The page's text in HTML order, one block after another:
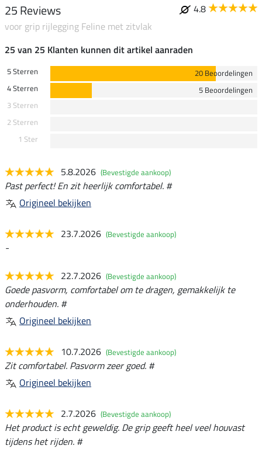
25 Reviews
4.8
voor grip rijlegging Feline met zitvlak
25 van 25 Klanten kunnen dit artikel aanraden
5 Sterren
20 Beoordelingen
4 Sterren
5 Beoordelingen
3 Sterren
2 Sterren
1 Ster
5.8.2026 (Bevestigde aankoop)
Past perfect! En zit heerlijk comfortabel. #
Origineel bekijken
23.7.2026 (Bevestigde aankoop)
-
22.7.2026 (Bevestigde aankoop)
Goede pasvorm, comfortabel om te dragen, gemakkelijk te
onderhouden. #
Origineel bekijken
10.7.2026 (Bevestigde aankoop)
Zit comfortabel. Pasvorm zeer goed. #
Origineel bekijken
2.7.2026 (Bevestigde aankoop)
Het product is echt geweldig. De grip geeft heel veel houvast
tijdens het rijden. #